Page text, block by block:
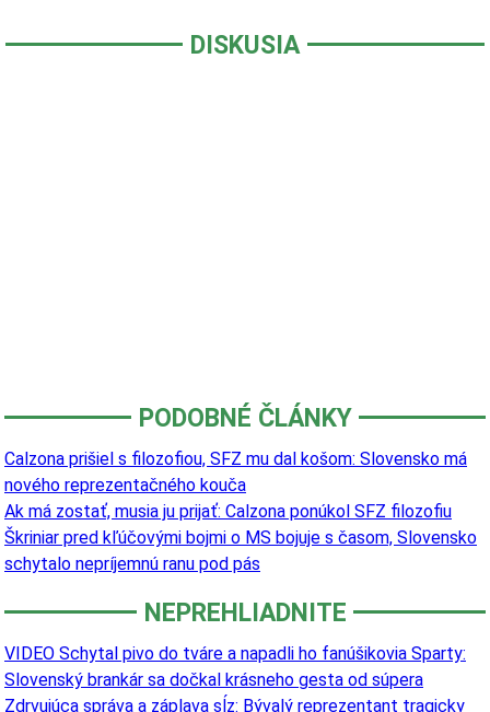
DISKUSIA
PODOBNÉ ČLÁNKY
Calzona prišiel s filozofiou, SFZ mu dal košom: Slovensko má
nového reprezentačného kouča
Ak má zostať, musia ju prijať: Calzona ponúkol SFZ filozofiu
Škriniar pred kľúčovými bojmi o MS bojuje s časom, Slovensko
schytalo nepríjemnú ranu pod pás
NEPREHLIADNITE
VIDEO Schytal pivo do tváre a napadli ho fanúšikovia Sparty:
Slovenský brankár sa dočkal krásneho gesta od súpera
Zdrvujúca správa a záplava sĺz: Bývalý reprezentant tragicky